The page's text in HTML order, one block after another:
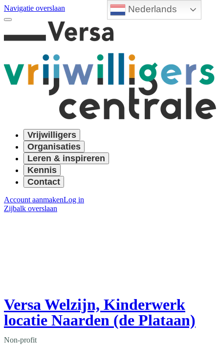
Nederlands
Navigatie overslaan
Vrijwilligers
Organisaties
Leren & inspireren
Kennis
Contact
Account aanmakenLog in
Zijbalk overslaan
Versa Welzijn, Kinderwerk
locatie Naarden (de Plataan)
Non-profit